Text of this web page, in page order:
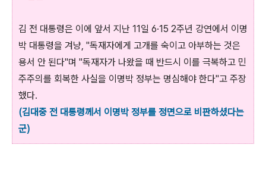
김 전 대통령은 이에 앞서 지난 11일 6·15 2주년 강연에서 이명
박 대통령을 겨냥, "독재자에게 고개를 숙이고 아부하는 것은
용서 안 된다"며 "독재자가 나왔을 때 반드시 이를 극복하고 민
주주의를 회복한 사실을 이명박 정부는 명심해야 한다"고 주장
했다.
(김대중 전 대통령께서 이명박 정부를 정면으로 비판하셨다는
군)